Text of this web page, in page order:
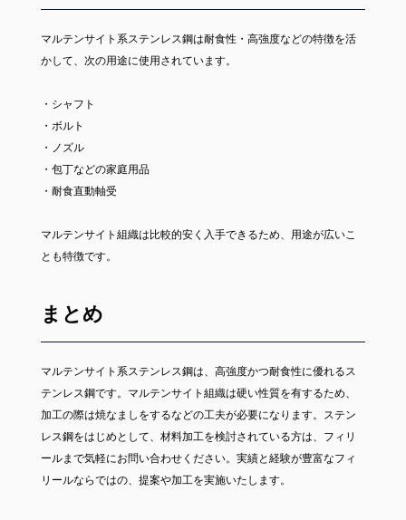
マルテンサイト系ステンレス鋼は耐食性・高強度などの特徴を活
かして、次の用途に使用されています。
・シャフト
・ボルト
・ノズル
・包丁などの家庭用品
・耐食直動軸受
マルテンサイト組織は比較的安く入手できるため、用途が広いこ
とも特徴です。
まとめ
マルテンサイト系ステンレス鋼は、高強度かつ耐食性に優れるス
テンレス鋼です。マルテンサイト組織は硬い性質を有するため、
加工の際は焼なましをするなどの工夫が必要になります。ステン
レス鋼をはじめとして、材料加工を検討されている方は、フィリ
ールまで気軽にお問い合わせください。実績と経験が豊富なフィ
リールならではの、提案や加工を実施いたします。